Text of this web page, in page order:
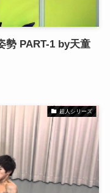
勢 PART-1 by天童
超人シリーズ